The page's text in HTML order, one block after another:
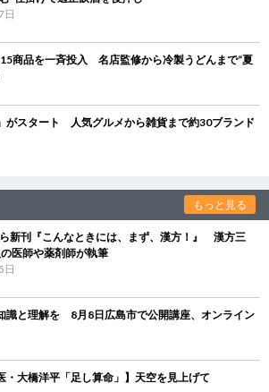
日
商品を一斉投入 名店監修から冷製うどんまで“夏
がスタート 人気グルメから雑貨まで約30ブランド
もっと見る
新刊『こんなときには、まず、漢方！』 漢方三
医師や薬剤師が執筆
日
識と理解を 8月8日広島市で公開講座、オンライン
・大橋洋平「足し算命」】天空を見上げて